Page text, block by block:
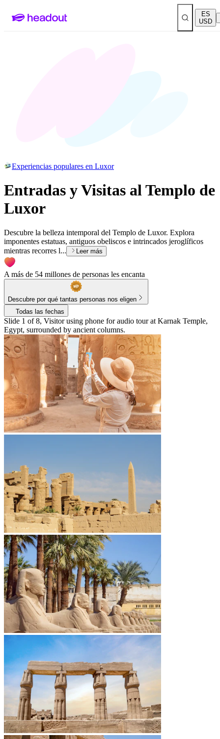
ES
USD
Experiencias populares en Luxor
Entradas y Visitas al Templo de
Luxor
Descubre la belleza intemporal del Templo de Luxor. Explora
imponentes estatuas, antiguos obeliscos e intrincados jeroglíficos
mientras recorres l...
Leer más
A más de 54 millones de personas les encanta
Descubre por qué tantas personas nos eligen
Todas las fechas
Slide 1 of 8, Visitor using phone for audio tour at Karnak Temple,
Egypt, surrounded by ancient columns.